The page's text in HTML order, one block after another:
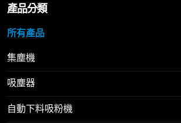
產品分類
所有產品
集塵機
吸塵器
自動下料吸粉機